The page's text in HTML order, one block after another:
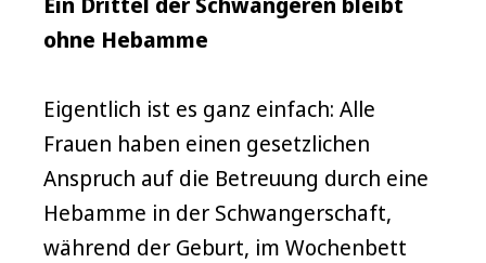
ohne Hebamme
Eigentlich ist es ganz einfach: Alle
Frauen haben einen gesetzlichen
Anspruch auf die Betreuung durch eine
Hebamme in der Schwangerschaft,
während der Geburt, im Wochenbett